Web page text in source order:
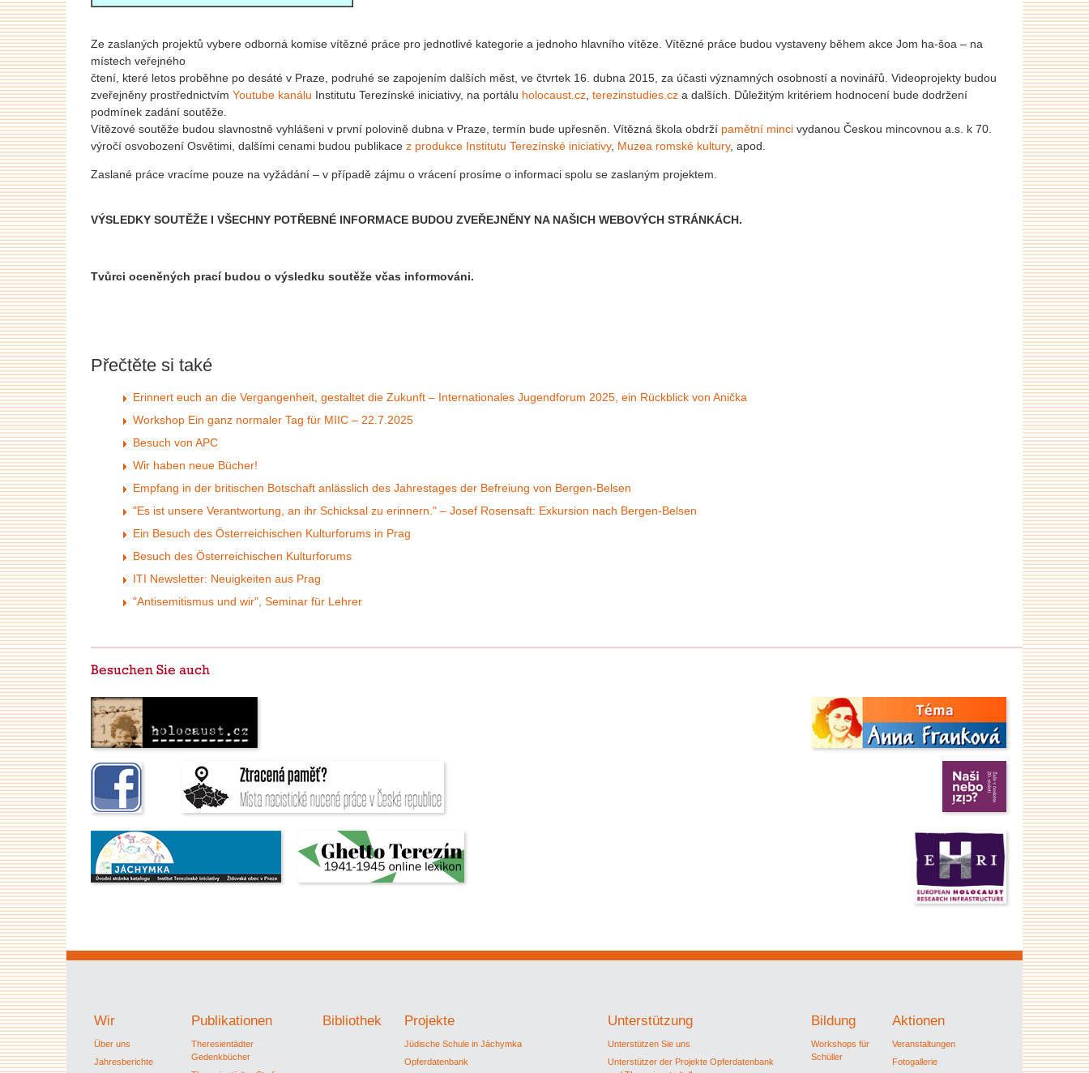
Ze zaslaných projektů vybere odborná komise vítězné práce pro jednotlivé kategorie a jednoho hlavního vítěze. Vítězné práce budou vystaveny během akce Jom ha-šoa – na
místech veřejného
čtení, které letos proběhne po desáté v Praze, podruhé se zapojením dalších měst, ve čtvrtek 16. dubna 2015, za účasti významných osobností a novinářů. Videoprojekty budou
zveřejněny prostřednictvím Youtube kanálu Institutu Terezínské iniciativy, na portálu holocaust.cz terezinstudies.cz a dalších. Důležitým kritériem hodnocení bude dodržení
podmínek zadání soutěže.
Vítězové soutěže budou slavnostně vyhlášeni v první polovině dubna v Praze, termín bude upřesněn. Vítězná škola obdrží pamětní minci vydanou Českou mincovnou a.s. k 70.
výročí osvobození Osvětimi, dalšími cenami budou publikace z produkce Institutu Terezínské iniciativy, Muzea romské kultury, apod.
Zaslané práce vracíme pouze na vyžádání – v případě zájmu o vrácení prosíme o informaci spolu se zaslaným projektem.
VÝSLEDKY SOUTĚŽE I VŠECHNY POTŘEBNÉ INFORMACE BUDOU ZVEŘEJNĚNY NA NAŠICH WEBOVÝCH STRÁNKÁCH.
Tvůrci oceněných prací budou o výsledku soutěže včas informováni.
Přečtěte si také
Erinnert euch an die Vergangenheit, gestaltet die Zukunft – Internationales Jugendforum 2025, ein Rückblick von Anička
Workshop Ein ganz normaler Tag für MIIC – 22.7.2025
Besuch von APC
Wir haben neue Bücher!
Empfang in der britischen Botschaft anlässlich des Jahrestages der Befreiung von Bergen-Belsen
"Es ist unsere Verantwortung, an ihr Schicksal zu erinnern." – Josef Rosensaft: Exkursion nach Bergen-Belsen
Ein Besuch des Österreichischen Kulturforums in Prag
Besuch des Österreichischen Kulturforums
ITI Newsletter: Neuigkeiten aus Prag
"Antisemitismus und wir", Seminar für Lehrer
Besuchen Sie auch
Wir
Über uns
Jahresberichte
Publikationen
Theresientädter
Gedenkbücher
Bibliothek Projekte
Jüdische Schule in Jáchymka
Opferdatenbank
Unterstützung
Unterstützen Sie uns
Unterstützer der Projekte Opferdatenbank
Bildung
Workshops für
Schüller
Aktionen
Veranstaltungen
Fotogallerie